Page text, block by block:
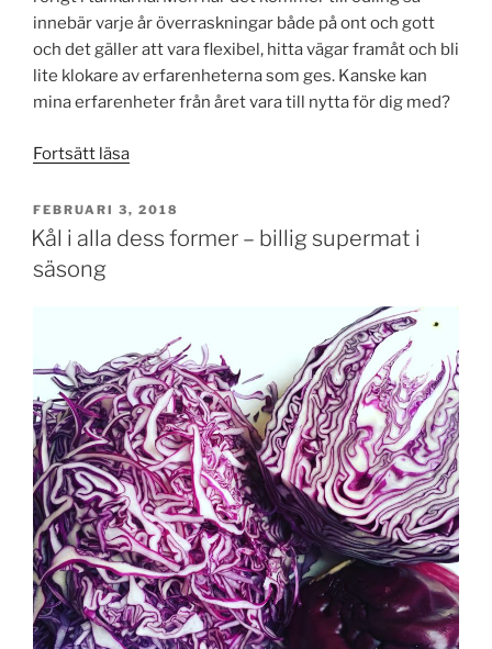
innebär varje år överraskningar både på ont och gott
och det gäller att vara flexibel, hitta vägar framåt och bli
lite klokare av erfarenheterna som ges. Kanske kan
mina erfarenheter från året vara till nytta för dig med?
Fortsätt läsa”Odlingsåret
lärdomar
från
PUBLICERAT
FEBRUARI 3, 2018
Kål i alla dess former – billig supermat i
säsong